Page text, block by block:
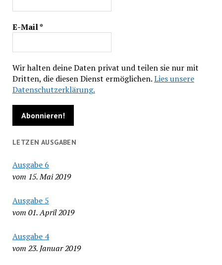
E-Mail*
Wir halten deine Daten privat und teilen sie nur mit
Dritten, die diesen Dienst ermöglichen.Lies unsere
Datenschutzerklärung.
LETZEN AUSGABEN
Ausgabe 6
vom 15. Mai 2019
Ausgabe 5
vom 01. April 2019
Ausgabe 4
vom 23. Januar 2019